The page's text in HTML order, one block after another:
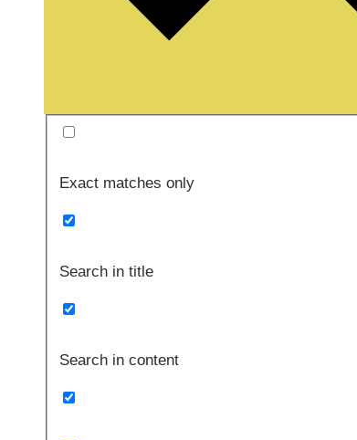
Exact matches only
Search in title
Search in content